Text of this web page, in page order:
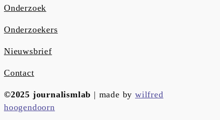
Onderzoek
Onderzoekers
Nieuwsbrief
Contact
©2025 journalismlab | made bywilfred
hoogendoorn